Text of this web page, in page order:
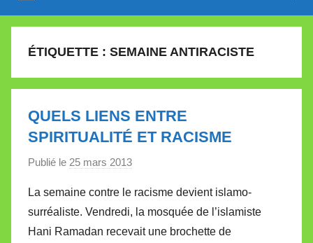
ÉTIQUETTE : SEMAINE ANTIRACISTE
QUELS LIENS ENTRE
SPIRITUALITÉ ET RACISME
Publié le 25 mars 2013
r
M
i
La semaine contre le racisme devient islamo-
surréaliste. Vendredi, la mosquée de l’islamiste
Hani Ramadan recevait une brochette de